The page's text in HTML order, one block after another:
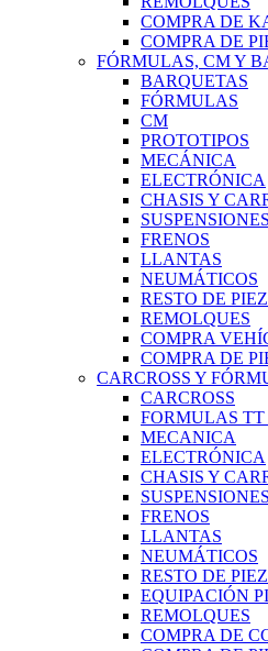
COMPRA DE
COMPRA DE
FÓRMULAS, CM Y
BARQUETAS
FÓRMULAS
CM
PROTOTIPOS
MECÁNICA
ELECTRÓNICA
CHASIS Y
SUSPENSIONES
FRENOS
LLANTAS
NEUMÁTICOS
RESTO DE
REMOLQUES
COMPRA
COMPRA DE
CARCROSS Y
CARCROSS
FORMULAS TT
MECANICA
ELECTRÓNICA
CHASIS Y
SUSPENSIONES
FRENOS
LLANTAS
NEUMÁTICOS
RESTO DE
EQUIPACIÓN
REMOLQUES
COMPRA DE